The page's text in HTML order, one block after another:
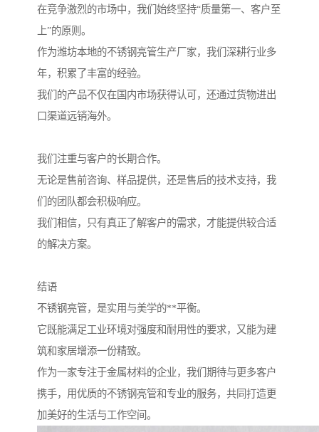
在竞争激烈的市场中，我们始终坚持“质量第一、客户至
上”的原则。
作为潍坊本地的不锈钢亮管生产厂家，我们深耕行业多
年，积累了丰富的经验。
我们的产品不仅在国内市场获得认可，还通过货物进出
口渠道远销海外。
我们注重与客户的长期合作。
无论是售前咨询、样品提供，还是售后的技术支持，我
们的团队都会积极响应。
我们相信，只有真正了解客户的需求，才能提供较合适
的解决方案。
结语
不锈钢亮管，是实用与美学的**平衡。
它既能满足工业环境对强度和耐用性的要求，又能为建
筑和家居增添一份精致。
作为一家专注于金属材料的企业，我们期待与更多客户
携手，用优质的不锈钢亮管和专业的服务，共同打造更
加美好的生活与工作空间。